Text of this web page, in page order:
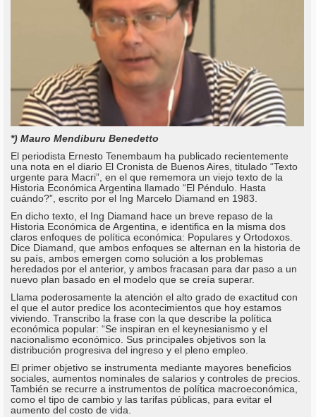
*) Mauro Mendiburu Benedetto
El periodista Ernesto Tenembaum ha publicado recientemente
una nota en el diario El Cronista de Buenos Aires, titulado “Texto
urgente para Macri”, en el que rememora un viejo texto de la
Historia Económica Argentina llamado “El Péndulo. Hasta
cuándo?”, escrito por el Ing Marcelo Diamand en 1983.
En dicho texto, el Ing Diamand hace un breve repaso de la
Historia Económica de Argentina, e identifica en la misma dos
claros enfoques de política económica: Populares y Ortodoxos.
Dice Diamand, que ambos enfoques se alternan en la historia de
su país, ambos emergen como solución a los problemas
heredados por el anterior, y ambos fracasan para dar paso a un
nuevo plan basado en el modelo que se creía superar.
Llama poderosamente la atención el alto grado de exactitud con
el que el autor predice los acontecimientos que hoy estamos
viviendo. Transcribo la frase con la que describe la política
económica popular: “Se inspiran en el keynesianismo y el
nacionalismo económico. Sus principales objetivos son la
distribución progresiva del ingreso y el pleno empleo.
El primer objetivo se instrumenta mediante mayores beneficios
sociales, aumentos nominales de salarios y controles de precios.
También se recurre a instrumentos de política macroeconómica,
como el tipo de cambio y las tarifas públicas, para evitar el
aumento del costo de vida.